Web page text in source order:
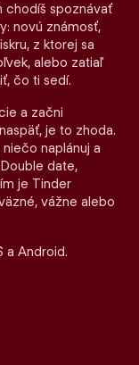
chodíš spoznávať
novú známosť,
z ktorej sa
alebo zatiaľ
čo ti sedí.
a začni
je to zhoda.
naplánuj a
date,
je Tinder
vážne alebo
a Android.